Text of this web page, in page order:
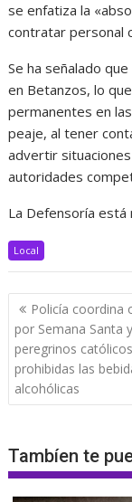
se enfatiza la
contratar personal
Se ha señalado
en Betanzos, lo
permanentes en
peaje, al tener
advertir
autoridades
La Defensoría está
Local
Navegación
de
entradas
Policía coordina
por Semana Santa
peregrinos
prohibidas las
alcohólicas
Tambíen te